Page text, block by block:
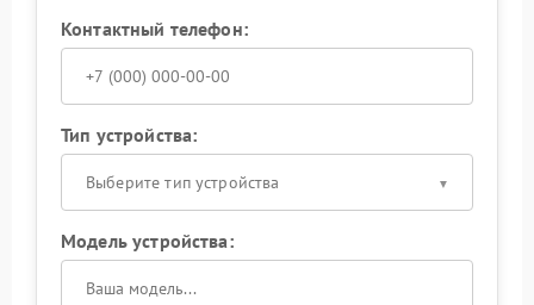
Контактный телефон:
Тип устройства:
Выберите тип устройства
Модель устройства: